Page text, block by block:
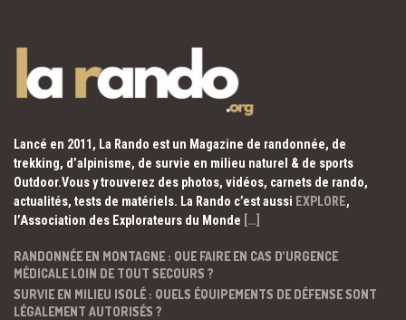
Lancé en 2011, La Rando est un Magazine de randonnée, de
trekking, d’alpinisme, de survie en milieu naturel & de sports
Outdoor.Vous y trouverez des photos, vidéos, carnets de rando,
actualités, tests de matériels. La Rando c’est aussi EXPLORE,
l’Association des Explorateurs du Monde […]
RANDONNÉE EN MONTAGNE : QUE FAIRE EN CAS D’URGENCE
MÉDICALE LOIN DE TOUT SECOURS ?
SURVIE EN MILIEU ISOLÉ : QUELS ÉQUIPEMENTS DE DÉFENSE SONT
LÉGALEMENT AUTORISÉS ?